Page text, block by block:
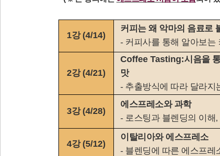
1강 (4/14)
커피는 왜 악마의 음료로
- 커피사를 통해 알아보는
2강 (4/21)
Coffee Tasting:시음을
맛
- 추출방식에 따라 달라지
3강 (4/28)
에스프레소와 과학
- 로스팅과 블렌딩의 이해
4강 (5/12)
이탈리아와 에스프레소
- 블렌딩에 따른 에스프레